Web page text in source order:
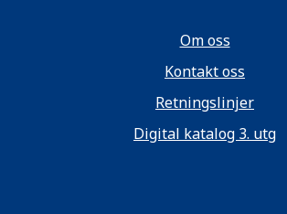
Om oss
Kontakt oss
Retningslinjer
Digital katalog 3. utg